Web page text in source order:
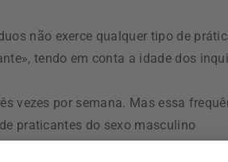
não exerce qualquer tipo de
tendo em conta a idade dos
vezes por semana. Mas essa
praticantes do sexo masculino
(34%).